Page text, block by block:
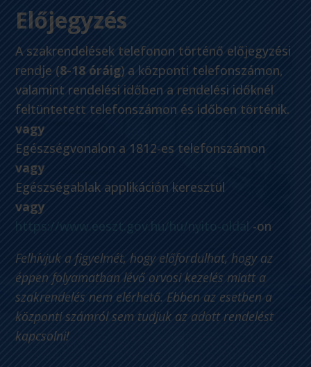
Előjegyzés
A szakrendelések telefonon történő előjegyzési
rendje (8-18 óráig) a központi telefonszámon,
valamint rendelési időben a rendelési időknél
feltüntetett telefonszámon és időben történik.
vagy
Egészségvonalon a 1812-es telefonszámon
vagy
Egészségablak applikáción keresztül
vagy
https://www.eeszt.gov.hu/hu/nyito-oldal -on
Felhívjuk a figyelmét, hogy előfordulhat, hogy az
éppen folyamatban lévő orvosi kezelés miatt a
szakrendelés nem elérhető. Ebben az esetben a
központi számról sem tudjuk az adott rendelést
kapcsolni!